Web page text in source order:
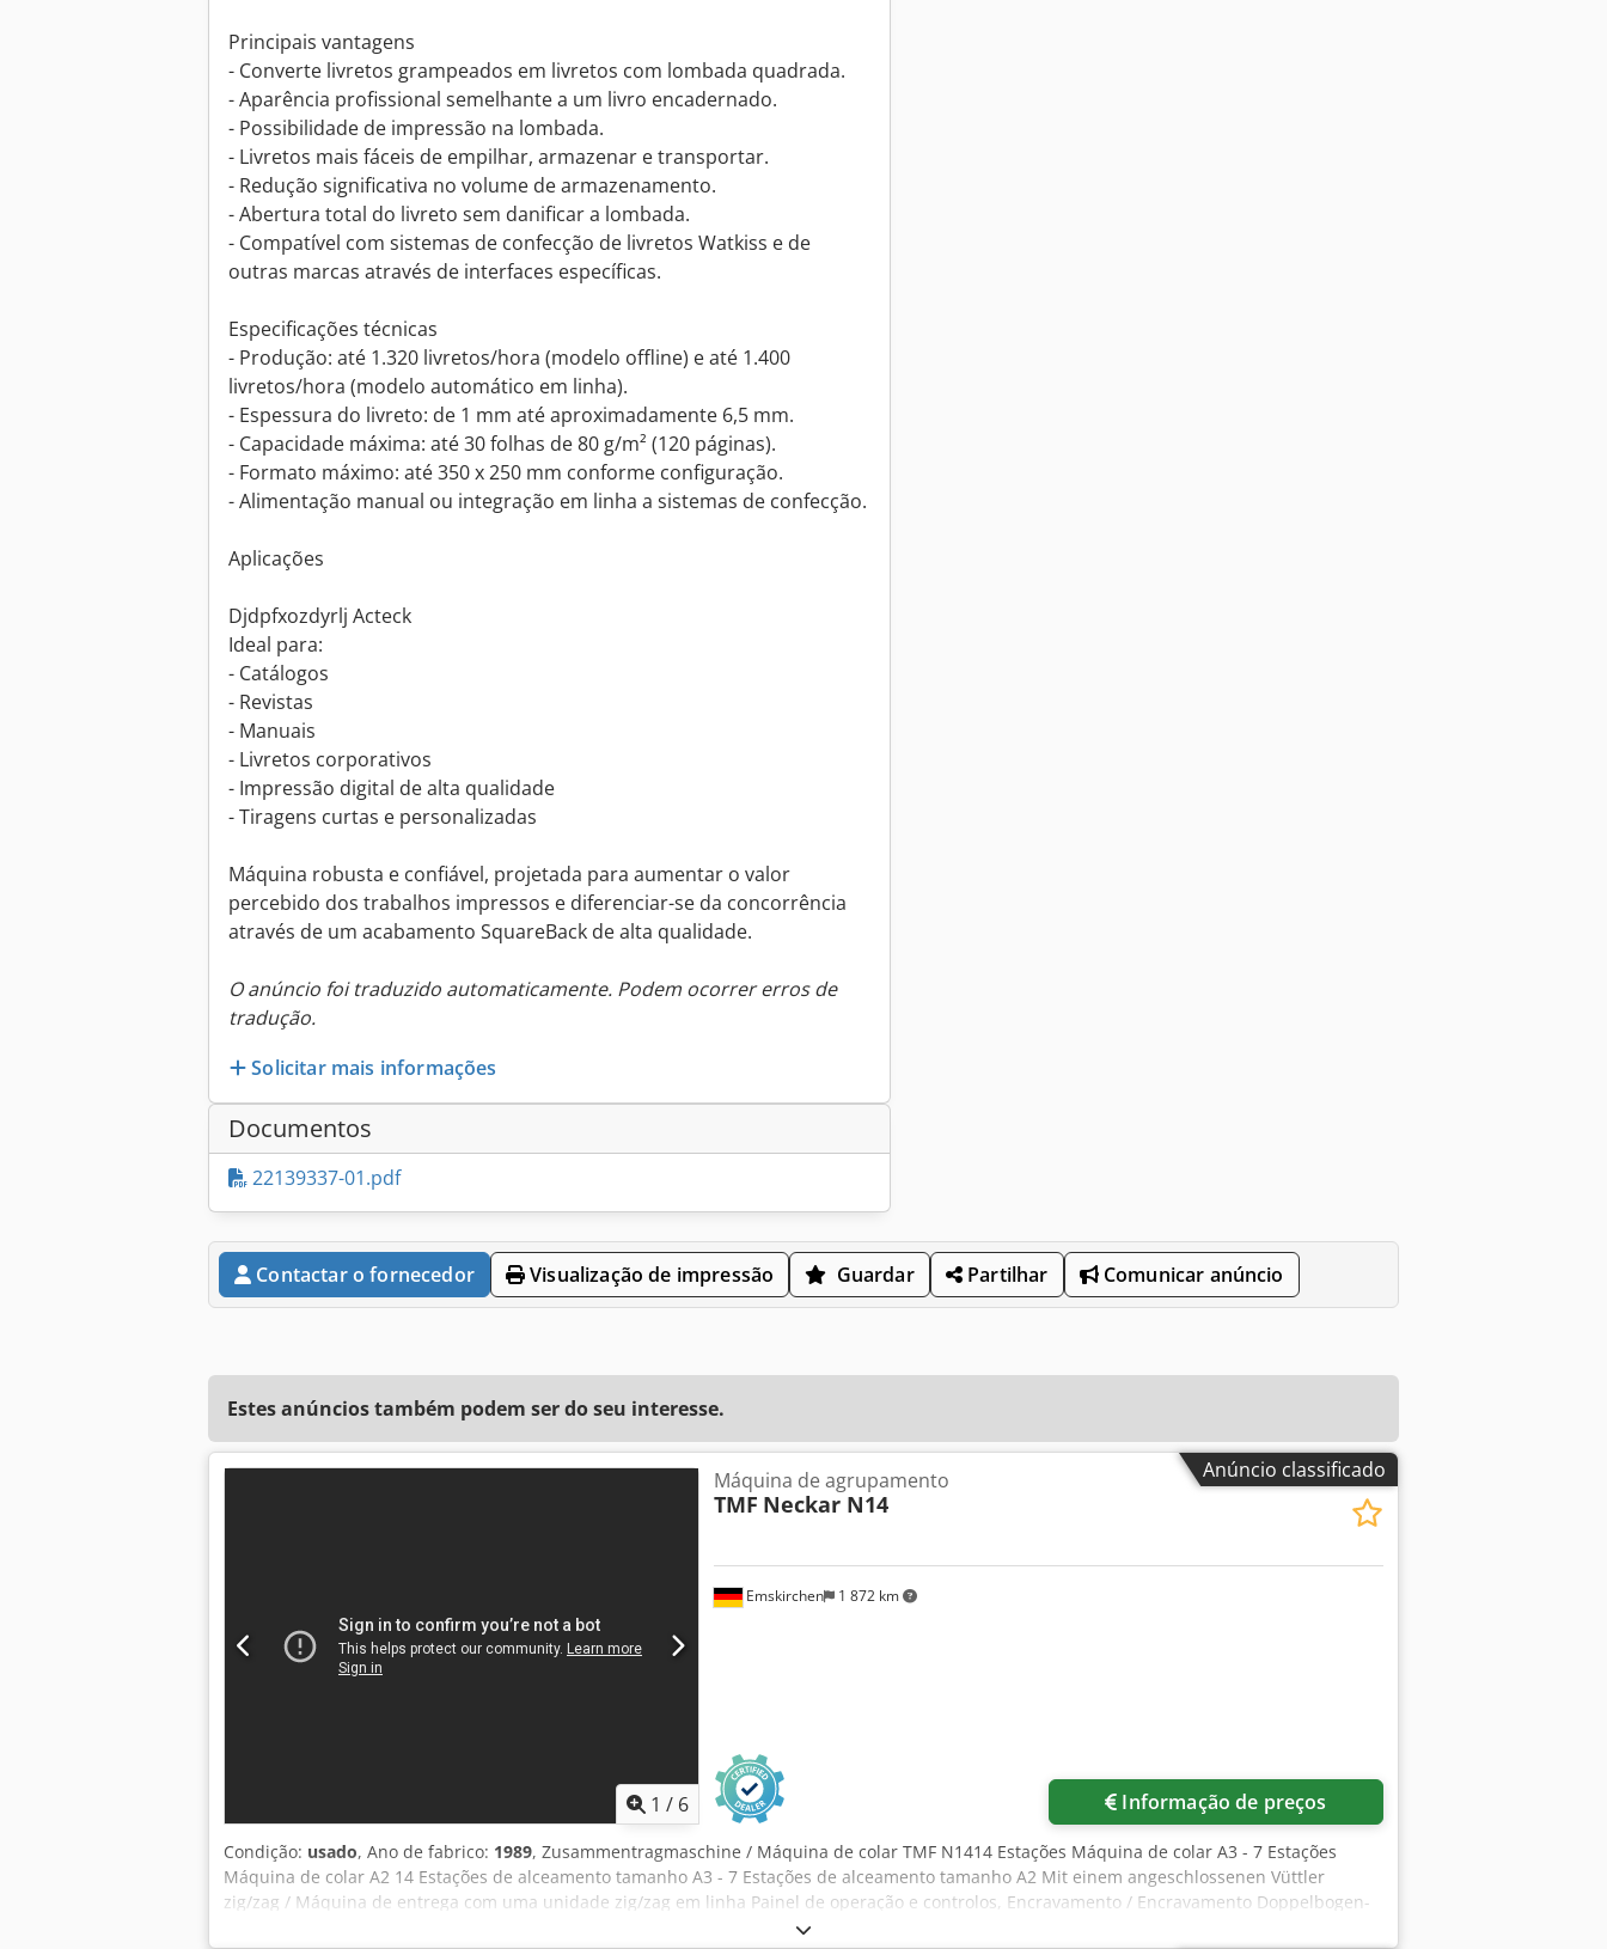
Principais vantagens
- Converte livretos grampeados em livretos com lombada quadrada.
- Aparência profissional semelhante a um livro encadernado.
- Possibilidade de impressão na lombada.
- Livretos mais fáceis de empilhar, armazenar e transportar.
- Redução significativa no volume de armazenamento.
- Abertura total do livreto sem danificar a lombada.
- Compatível com sistemas de confecção de livretos Watkiss e de
outras marcas através de interfaces específicas.
Especificações técnicas
- Produção: até 1.320 livretos/hora (modelo offline) e até 1.400
livretos/hora (modelo automático em linha).
- Espessura do livreto: de 1 mm até aproximadamente 6,5 mm.
- Capacidade máxima: até 30 folhas de 80 g/m² (120 páginas).
- Formato máximo: até 350 x 250 mm conforme configuração.
- Alimentação manual ou integração em linha a sistemas de confecção.
Aplicações
Djdpfxozdyrlj Acteck
Ideal para:
- Catálogos
- Revistas
- Manuais
- Livretos corporativos
- Impressão digital de alta qualidade
- Tiragens curtas e personalizadas
Máquina robusta e confiável, projetada para aumentar o valor
percebido dos trabalhos impressos e diferenciar-se da concorrência
através de um acabamento SquareBack de alta qualidade.
O anúncio foi traduzido automaticamente. Podem ocorrer erros de
tradução.
Solicitar mais informações
Documentos
22139337-01.pdf
Contactar o fornecedor Visualização de impressão Guardar Partilhar Comunicar anúncio
Estes anúncios também podem ser do seu interesse.
Anúncio classificado
1 / 6
Emskirchen 1 872 km
Máquina de agrupamento
TMF Neckar N14
Informação de preços
Condição: usado, Ano de fabrico: 1989, Zusammentragmaschine / Máquina de colar TMF N1414 Estações Máquina de colar A3 - 7 Estações
Máquina de colar A2 14 Estações de alceamento tamanho A3 - 7 Estações de alceamento tamanho A2 Mit einem angeschlossenen Vüttler
zig/zag / Máquina de entrega com uma unidade zig/zag em linha Painel de operação e controlos, Encravamento / Encravamento Doppelbogen-
und Fehlbogenkontrolle / Controlo de folha dupla e sem folha Contador pré-definido - Tabuleiro de receção cheio Manuais / Manuais Inspeção